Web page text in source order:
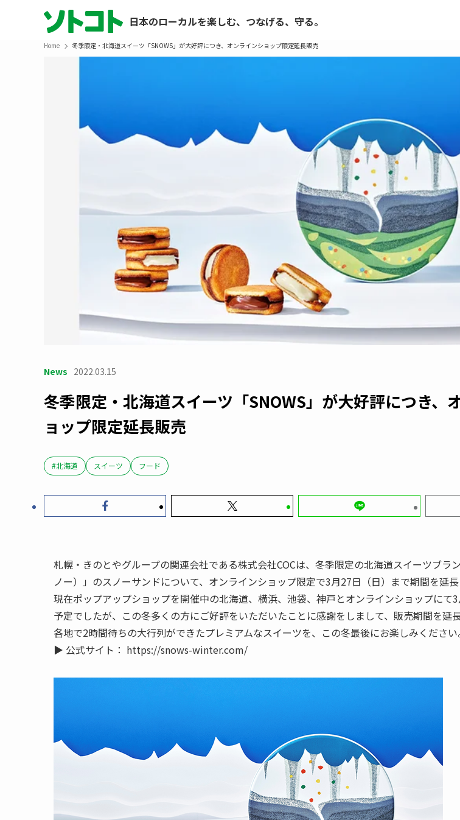
日本のローカルを楽しむ、つなげる、守る。
Home 冬季限定・北海道スイーツ「SNOWS」が大好評につき、オンラインショップ限定延長販売
News 2022.03.15
冬季限定・北海道スイーツ「SNOWS」が大好評につき、
ョップ限定延長販売
#北海道 スイーツ フード
札幌・きのとやグループの関連会社である株式会社COCは、冬季限定の北海道スイーツブラ
ノー）」のスノーサンドについて、オンラインショップ限定で3月27日（日）まで期間を延長
現在ポップアップショップを開催中の北海道、横浜、池袋、神戸とオンラインショップにて
予定でしたが、この冬多くの方にご好評をいただいたことに感謝をしまして、販売期間を延長
各地で2時間待ちの大行列ができたプレミアムなスイーツを、この冬最後にお楽しみください
▶ 公式サイト： https://snows-winter.com/